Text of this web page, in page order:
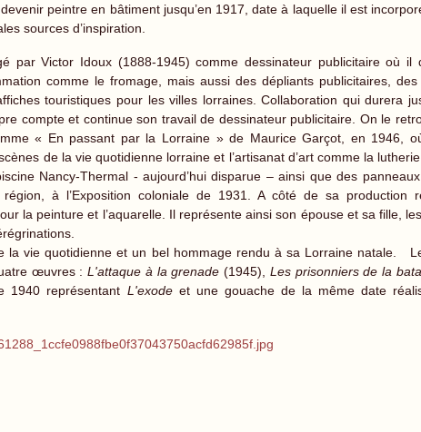
peintre en bâtiment jusqu’en 1917, date à laquelle il est
sources d’inspiration.
par Victor Idoux (1888-1945) comme dessinateur publicitaire où il
comme le fromage, mais aussi des dépliants publicitaires,
touristiques pour les villes lorraines. Collaboration qui durera
compte et continue son travail de dessinateur publicitaire. On le
« En passant par la Lorraine » de Maurice Garçot, en 1946,
de la vie quotidienne lorraine et l’artisanat d’art comme la
Nancy-Thermal - aujourd’hui disparue – ainsi que des
à l’Exposition coloniale de 1931. A côté de sa production
la peinture et l’aquarelle. Il représente ainsi son épouse et sa fille,
la vie quotidienne et un bel hommage rendu à sa Lorraine natale.
œuvres :L'attaque à la grenade (1945), Les prisonniers de la
1940 représentant L'exodeet une gouache de la même date